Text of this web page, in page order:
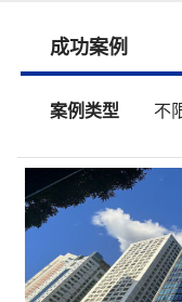
成功案例
案例类型 不